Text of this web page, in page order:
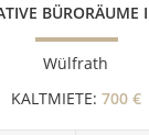
BÜRORÄUME
Wülfrath
KALTMIETE: 700 €